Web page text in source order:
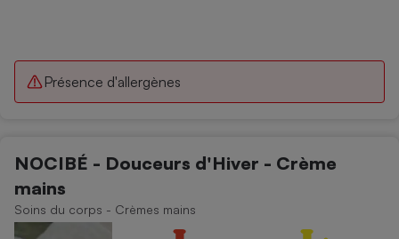
Présence d'allergènes
NOCIBÉ - Douceurs d'Hiver - Crème
mains
Soins du corps - Crèmes mains